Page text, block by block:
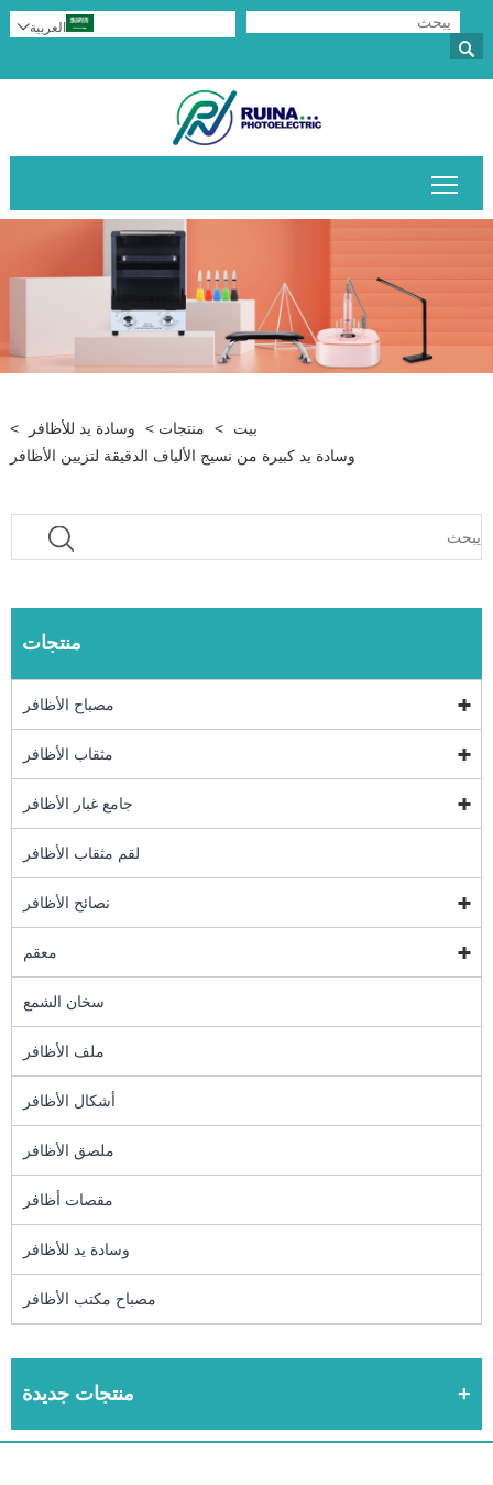

العربية
بيت > منتجات > وسادة يد للأظافر
>
وسادة يد كبيرة من نسيج الألياف الدقيقة لتزيين الأظافر
منتجات
مصباح الأظافر
مثقاب الأظافر
جامع غبار الأظافر
لقم مثقاب الأظافر
نصائح الأظافر
معقم
سخان الشمع
ملف الأظافر
أشكال الأظافر
ملصق الأظافر
مقصات أظافر
وسادة يد للأظافر
مصباح مكتب الأظافر
منتجات جديدة